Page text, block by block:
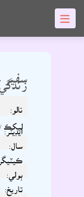
سفير
نالو:
ليکڪ /
ايڊيٽر:
سال:
ٻولي:
تاريخ: